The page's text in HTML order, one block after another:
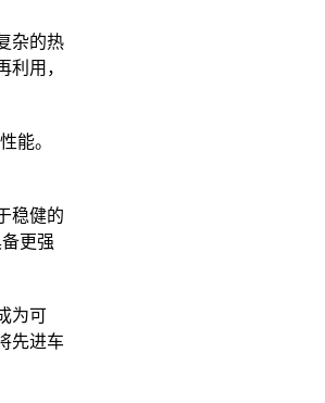
杂的热
用，
能。
稳健的
更强
为可
先进车